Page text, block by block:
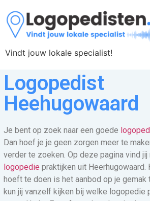
Vindt jouw lokale specialist!
Logopedist
Heehugowaard
Je bent op zoek naar een goede
Dan hoef je je geen zorgen meer te
verder te zoeken. Op deze pagina vind jij
logopedie praktijken uit Heerhugowaard.
hoeft te doen is het aanbod op je gemak
kun jij vanzelf kijken bij welke logopedie